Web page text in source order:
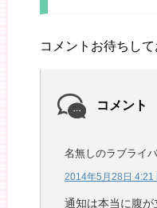
コメントお待ちし
コメント
名無しのラブライ
2014年5月28日 4:21
通知は本当に腹が